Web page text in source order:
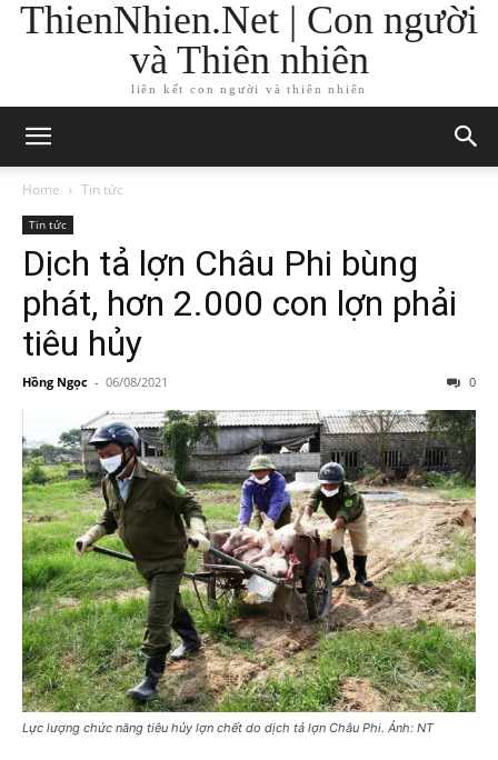
ThienNhien.Net | Con người
và Thiên nhiên
liên kết con người và thiên nhiên
Home Tin tức
Tin tức
Dịch tả lợn Châu Phi bùng
phát, hơn 2.000 con lợn phải
tiêu hủy
Hồng Ngọc - 06/08/2021 0
Lực lượng chức năng tiêu hủy lợn chết do dịch tả lợn Châu Phi. Ảnh: NT